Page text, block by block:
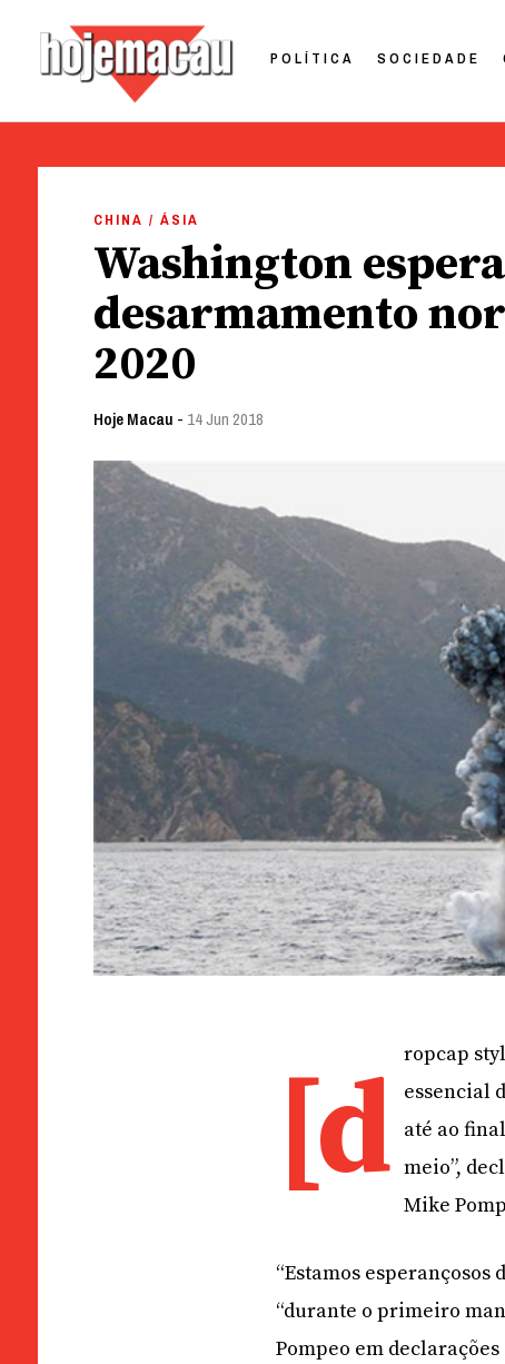
POLÍTICA SOCIEDADE
CHINA / ÁSIA
Washington
desarmamento
2020
Hoje Macau - 14 Jun 2018
[d ropcap
essencial
até ao
meio”,
Mike
“Estamos esperançosos
“durante o primeiro
Pompeo em